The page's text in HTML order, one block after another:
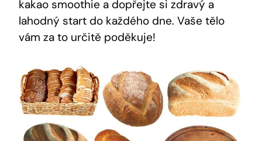
kakao smoothie a dopřejte​ si zdravý a
lahodný start do každého dne. Vaše tělo
vám za to určitě poděkuje!